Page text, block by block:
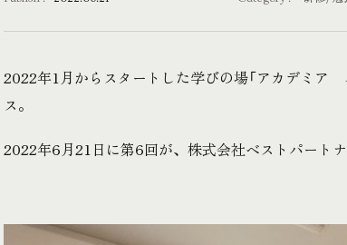
2022年1月からスタートした学びの場「アカデミア
ス。
2022年6月21日に第6回が、株式会社ベストパート